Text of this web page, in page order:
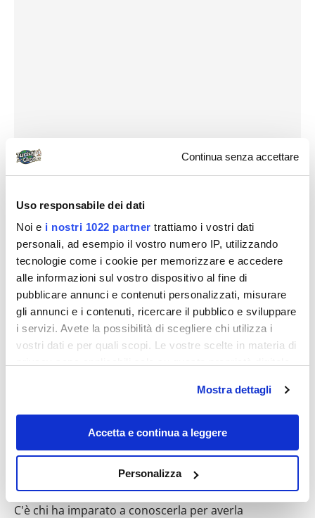
Continua senza accettare
Uso responsabile dei dati
Noi e i nostri 1022 partner trattiamo i vostri dati
personali, ad esempio il vostro numero IP, utilizzando
tecnologie come i cookie per memorizzare e accedere
alle informazioni sul vostro dispositivo al fine di
pubblicare annunci e contenuti personalizzati, misurare
gli annunci e i contenuti, ricercare il pubblico e sviluppare
i servizi. Avete la possibilità di scegliere chi utilizza i
vostri dati e per quali scopi. Le vostre scelte in materia di
modificare o revocare il proprio consenso in qualsiasi
momento dalla Dichiarazione sui cookie o facendo clic
sull'icona di attivazione della privacy.
raccogliere informazioni sulla tua posizione
geografica, con un'approssimazione di qualche
Mostra dettagli
Accetta e continua a leggere
Personalizza
Destinazioni
Ci è passato anche Checco Zalone: il suo
“Buen Camino” non poteva che iniziare
da qui
C'è chi ha imparato a conoscerla per averla